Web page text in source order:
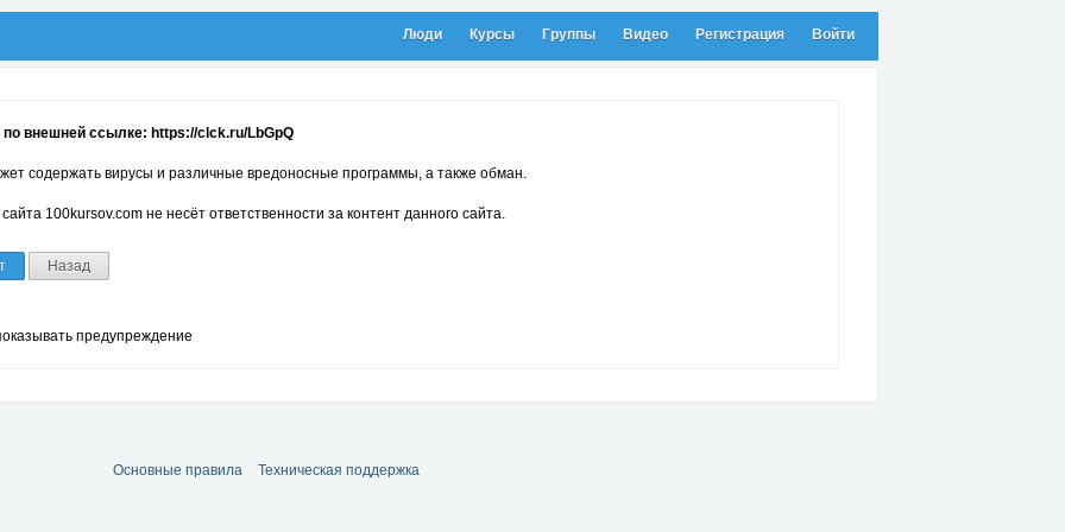
Люди Курсы Группы Видео Регистрация Войти
внешней ссылке: https://clck.ru/LbGpQ
содержать вирусы и различные вредоносные программы, а также обман.
100kursov.com не несёт ответственности за контент данного сайта.
Назад
предупреждение
Основные правила Техническая поддержка